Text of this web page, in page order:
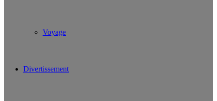
Voyage
Divertissement